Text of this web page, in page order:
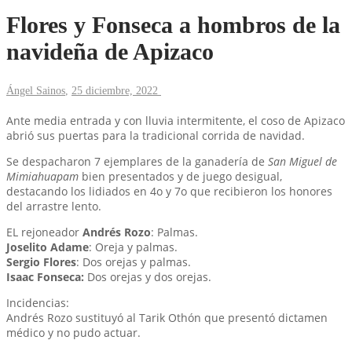
Flores y Fonseca a hombros de la
navideña de Apizaco
Ángel Sainos, 25 diciembre, 2022
Ante media entrada y con lluvia intermitente, el coso de Apizaco
abrió sus puertas para la tradicional corrida de navidad.
Se despacharon 7 ejemplares de la ganadería de San Miguel de
Mimiahuapam bien presentados y de juego desigual,
destacando los lidiados en 4o y 7o que recibieron los honores
del arrastre lento.
EL rejoneador Andrés Rozo: Palmas.
Joselito Adame: Oreja y palmas.
Sergio Flores: Dos orejas y palmas.
Isaac Fonseca: Dos orejas y dos orejas.
Incidencias:
Andrés Rozo sustituyó al Tarik Othón que presentó dictamen
médico y no pudo actuar.